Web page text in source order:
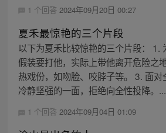
1 个回答 2024年09月20日 00:27
夏禾最惊艳的三个片段
以下为夏禾比较惊艳的三个片段： 1.
假装要打他，实际上带他离开危险之
热戏份，如吻脸、咬脖子等。 3. 面
冷静坚强的一面，拒绝向全性投降。...
1 个回答 2024年09月04日 01:09